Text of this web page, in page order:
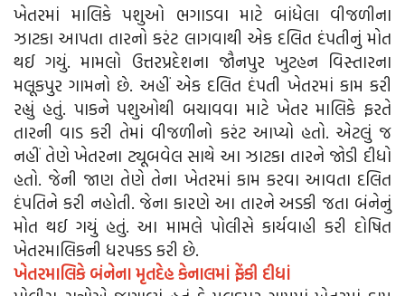
બહુજનનાયક
Language
ગુજરાતી English
ખેતરમાં માલિકે પશુઓ ભગાડવા માટે બાંધેલા વીજળીના
ઝાટકા આપતા તારનો કરંટ લાગવાથી એક દલિત દંપતીનું મોત
થઈ ગયું. મામલો ઉત્તરપ્રદેશના જૌનપુર ખુટહન વિસ્તારના
મલૂકપુર ગામનો છે. અહીં એક દલિત દંપતી ખેતરમાં કામ કરી
રહ્યું હતું. પાકને પશુઓથી બચાવવા માટે ખેતર માલિકે ફરતે
તારની વાડ કરી તેમાં વીજળીનો કરંટ આપ્યો હતો. એટલું જ
નહીં તેણે ખેતરના ટ્યૂબવેલ સાથે આ ઝાટકા તારને જોડી દીધો
હતો. જેની જાણ તેણે તેના ખેતરમાં કામ કરવા આવતા દલિત
દંપતિને કરી નહોતી. જેના કારણે આ તારને અડકી જતા બંનેનું
મોત થઈ ગયું હતું. આ મામલે પોલીસે કાર્યવાહી કરી દોષિત
ખેતરમાલિકની ધરપકડ કરી છે.
ખેતરમાલિકે બંનેના મૃતદેહ કેનાલમાં ફેંકી દીધાં